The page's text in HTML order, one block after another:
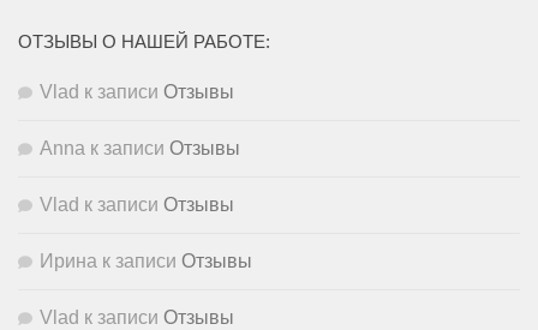
ОТЗЫВЫ О НАШЕЙ РАБОТЕ:
Vlad к записи Отзывы
Anna к записи Отзывы
Vlad к записи Отзывы
Ирина к записи Отзывы
Vlad к записи Отзывы